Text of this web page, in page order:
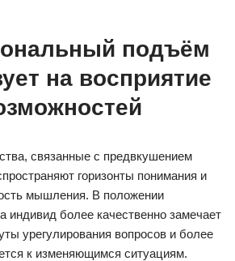
подъём
на восприятие
связанные с предвкушением
горизонты понимания и
мышления. В положении
индивид более качественно замечает
урегулирования вопросов и более
к изменяющимся ситуациям.